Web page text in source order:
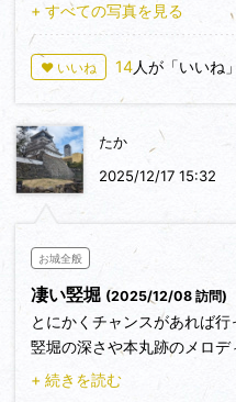
恐れるに足らず！」。そして
は、薩摩の当主義久の旗印
ん「敵の総大将じゃ～！ 今
ンス！」とばかりに暴走、
れが罠です！）。すると両
に取り囲まれます。危ないと
けに行きますが、今度は高城
出て、紹忍の背後を囲みまし
せ」です。四方を完全に囲
大敗。田北鎮周や佐伯宗天
です（写真④⑤）。
戦が終わると、松山之陣の後
と島津軍の戦死者を供養した
真⑦⑧⑨⑩）。
この一帯は大きな戦いが２
御存知と思います。２度とも
た戦いです。１度目は1578
津全軍と決戦した「高城川
軍はこの松山に陣を敷きます
敗を喫してしまいます。
２度目は1587年、九州征伐
15万の大軍で出陣し、この
信を攻めます。そして有信を
「根白坂の戦い」です。こ
島津義久は豊臣秀吉に泰平寺
目の前なのに、どうやらこの
山の東側からぐるりと８の字
+ すべての写真を見る
♥ いいね 14人が「いいね
たか
2025/12/17 15:32
お城全般
凄い竪堀 (2025/12/08 訪問)
とにかくチャンスがあれば行
竪堀の深さや本丸跡のメロデ
丁度メロディが流れていて素
+ 続きを読む